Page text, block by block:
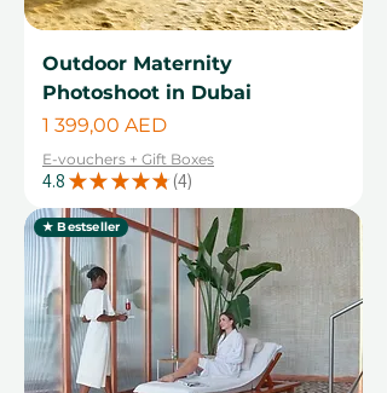
Outdoor Maternity
Photoshoot in Dubai
Cena
1 399,00 AED
E-vouchers + Gift Boxes
4.8 ★ ★ ★ ★ ★ 4
4
★ Bestseller